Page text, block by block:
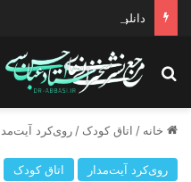
دانلود سخنرانی استاد حسن
جستجو برای
خانه / اتاق کودک / روی‌کرد
روی‌کرد آيت‌مدار اتاق کودک